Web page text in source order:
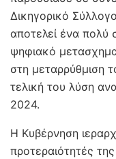
Δικηγορικό
αποτελεί ένα πολύ
ψηφιακό
στη μεταρρύθμιση
τελική του λύση
2024.
Η Κυβέρνηση
προτεραιότητές